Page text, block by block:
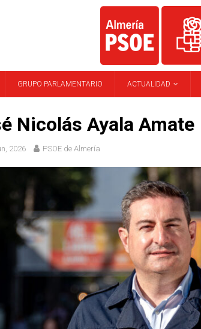
GRUPO PARLAMENTARIO ACTUALIDAD
Nicolás Ayala Amate
2026 PSOE de Almería